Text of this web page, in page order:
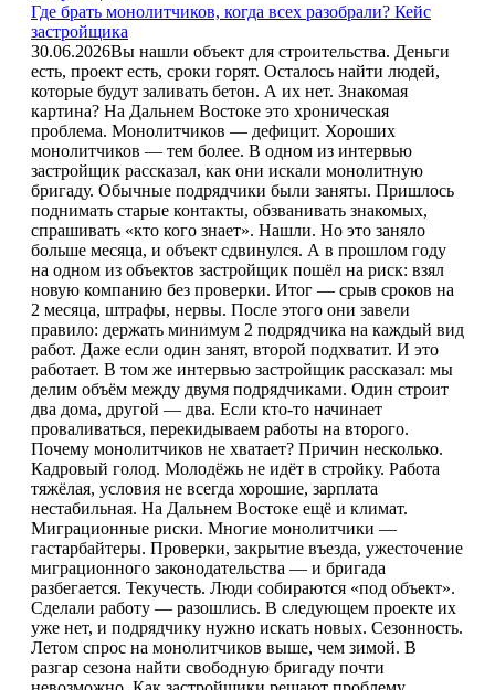
Где брать монолитчиков, когда всех разобрали? Кейс
застройщика
30.06.2026Вы нашли объект для строительства. Деньги
есть, проект есть, сроки горят. Осталось найти людей,
которые будут заливать бетон. А их нет. Знакомая
картина? На Дальнем Востоке это хроническая
проблема. Монолитчиков — дефицит. Хороших
монолитчиков — тем более. В одном из интервью
застройщик рассказал, как они искали монолитную
бригаду. Обычные подрядчики были заняты. Пришлось
поднимать старые контакты, обзванивать знакомых,
спрашивать «кто кого знает». Нашли. Но это заняло
больше месяца, и объект сдвинулся. А в прошлом году
на одном из объектов застройщик пошёл на риск: взял
новую компанию без проверки. Итог — срыв сроков на
2 месяца, штрафы, нервы. После этого они завели
правило: держать минимум 2 подрядчика на каждый вид
работ. Даже если один занят, второй подхватит. И это
работает. В том же интервью застройщик рассказал: мы
делим объём между двумя подрядчиками. Один строит
два дома, другой — два. Если кто-то начинает
проваливаться, перекидываем работы на второго.
Почему монолитчиков не хватает? Причин несколько.
Кадровый голод. Молодёжь не идёт в стройку. Работа
тяжёлая, условия не всегда хорошие, зарплата
нестабильная. На Дальнем Востоке ещё и климат.
Миграционные риски. Многие монолитчики —
гастарбайтеры. Проверки, закрытие въезда, ужесточение
миграционного законодательства — и бригада
разбегается. Текучесть. Люди собираются «под объект».
Сделали работу — разошлись. В следующем проекте их
уже нет, и подрядчику нужно искать новых. Сезонность.
Летом спрос на монолитчиков выше, чем зимой. В
разгар сезона найти свободную бригаду почти